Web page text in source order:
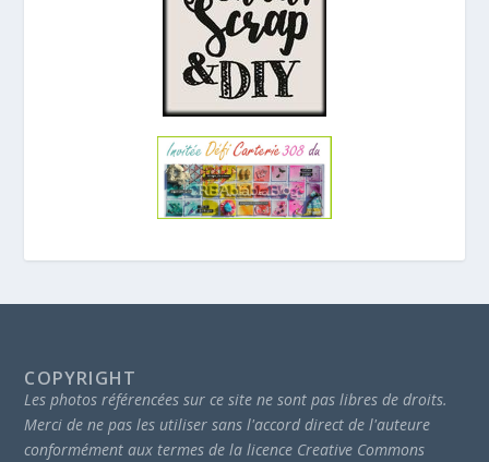
COPYRIGHT
Les photos référencées sur ce site ne sont pas libres de droits.
Merci de ne pas les utiliser sans l'accord direct de l'auteure
conformément aux termes de la licence Creative Commons